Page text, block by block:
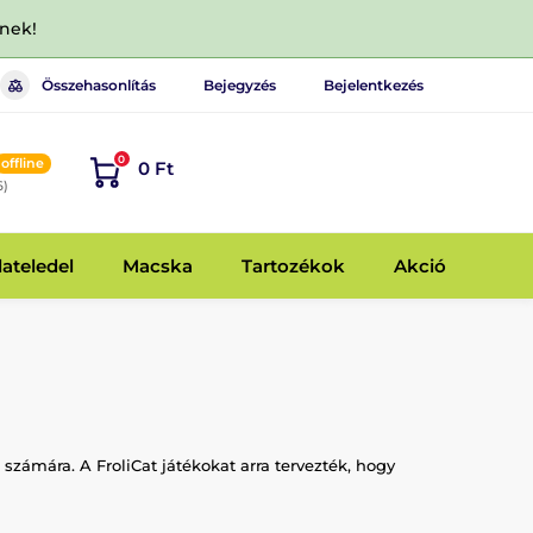
Összehasonlítás Bejegyzés Bejelentkezés
offline
0 0 Ft
Macska Tartozékok Akció
A FroliCat játékokat arra tervezték, hogy